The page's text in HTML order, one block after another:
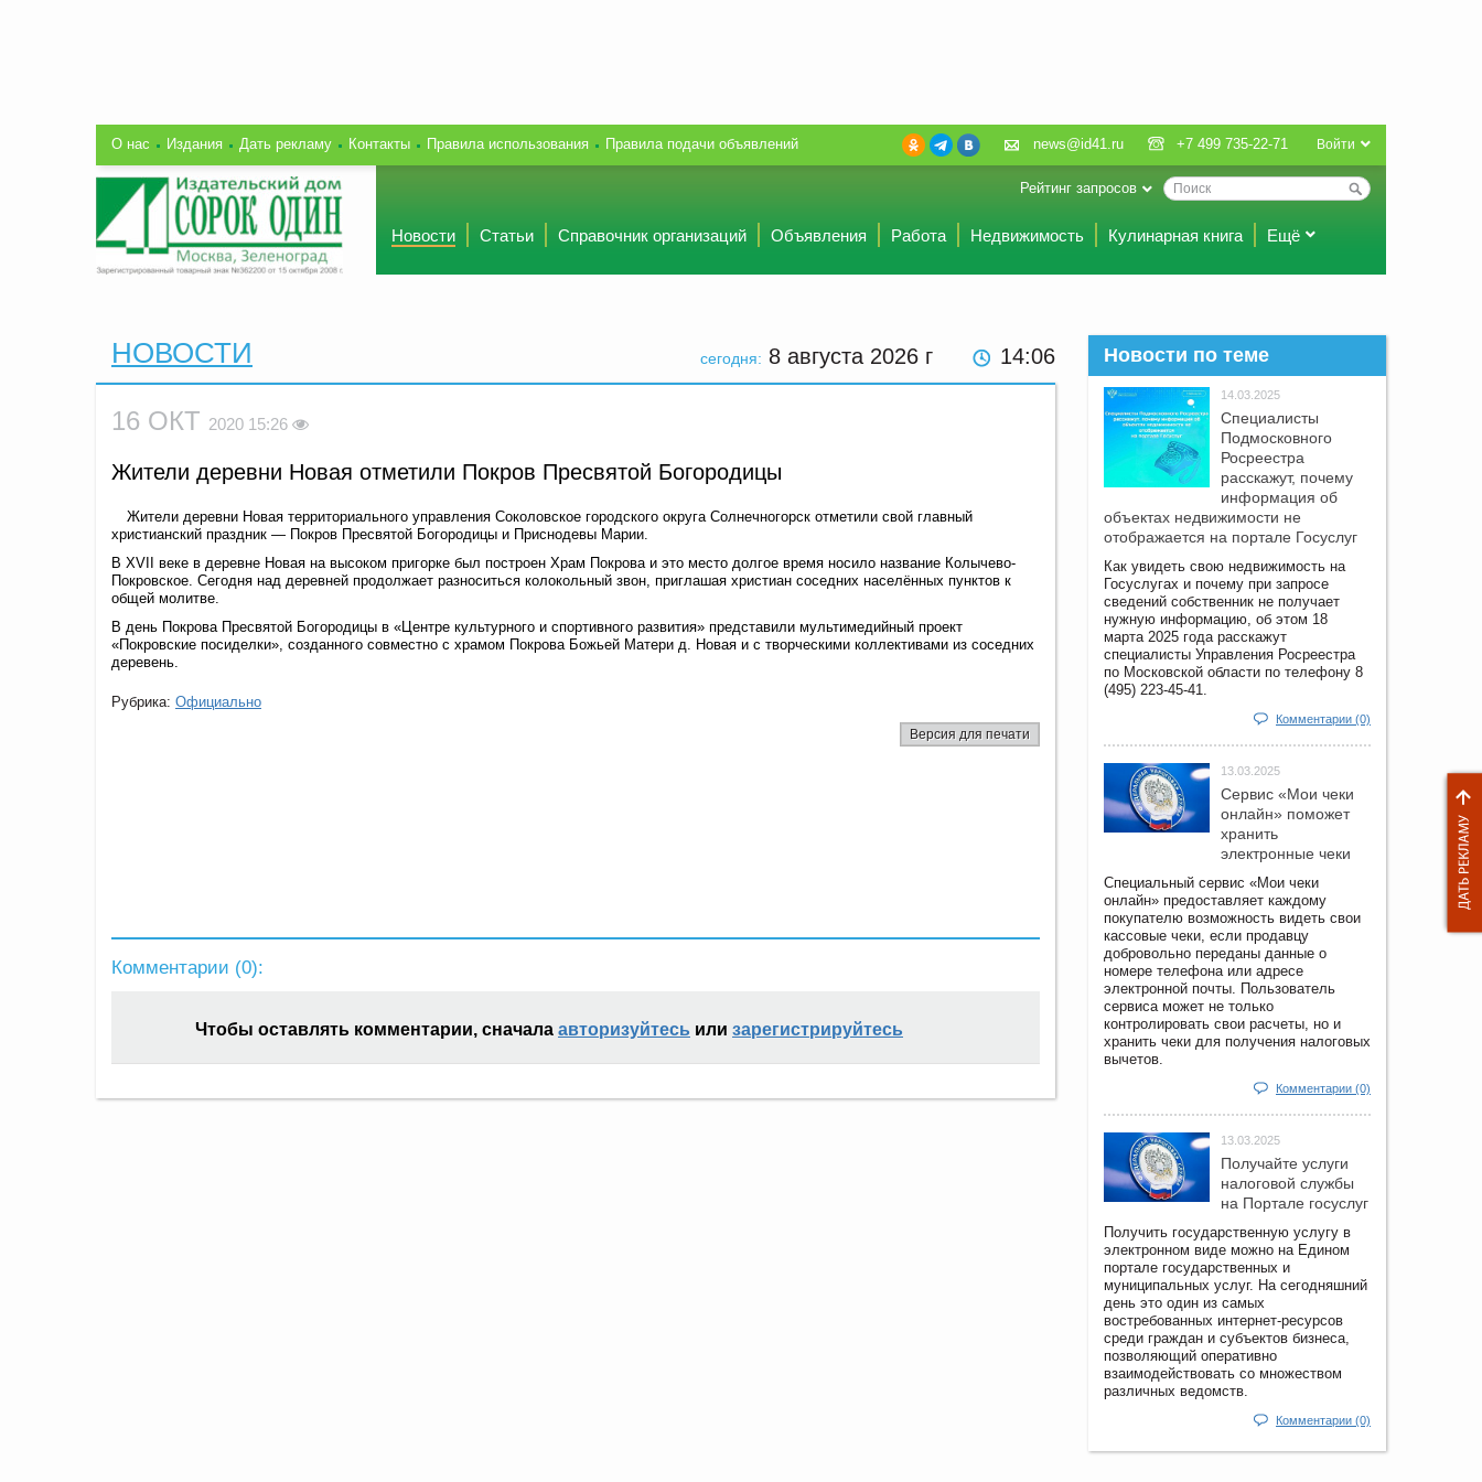
О нас Издания Дать рекламу Контакты Правила использования Правила подачи объявлений Войти
news@id41.ru +7 499 735-22-71
Рейтинг запросов
Новости Статьи Справочник организаций Объявления Работа Недвижимость Кулинарная книга Ещё
сегодня: 8 августа 2026 г 14:06
НОВОСТИ
16 ОКТ 2020 15:26
Жители деревни Новая отметили Покров Пресвятой Богородицы
Жители деревни Новая территориального управления Соколовское городского округа Солнечногорск отметили свой главный
христианский праздник — Покров Пресвятой Богородицы и Приснодевы Марии.
В XVII веке в деревне Новая на высоком пригорке был построен Храм Покрова и это место долгое время носило название Колычево-
Покровское. Сегодня над деревней продолжает разноситься колокольный звон, приглашая христиан соседних населённых пунктов к
общей молитве.
В день Покрова Пресвятой Богородицы в «Центре культурного и спортивного развития» представили мультимедийный проект
«Покровские посиделки», созданного совместно с храмом Покрова Божьей Матери д. Новая и с творческими коллективами из соседних
деревень.
Рубрика: Официально
Версия для печати
Комментарии (0):
Чтобы оставлять комментарии, сначала авторизуйтесь или зарегистрируйтесь
Новости по теме
14.03.2025
Специалисты
Подмосковного
Росреестра
расскажут, почему
информация об
объектах недвижимости не
отображается на портале Госуслуг
Как увидеть свою недвижимость на
Госуслугах и почему при запросе
сведений собственник не получает
нужную информацию, об этом 18
марта 2025 года расскажут
специалисты Управления Росреестра
по Московской области по телефону 8
(495) 223-45-41.
Комментарии (0)
13.03.2025
Сервис «Мои чеки
онлайн» поможет
хранить
электронные чеки
Специальный сервис «Мои чеки
онлайн» предоставляет каждому
покупателю возможность видеть свои
кассовые чеки, если продавцу
добровольно переданы данные о
номере телефона или адресе
электронной почты. Пользователь
сервиса может не только
контролировать свои расчеты, но и
хранить чеки для получения налоговых
вычетов.
Комментарии (0)
13.03.2025
Получайте услуги
налоговой службы
на Портале госyслуг
Получить государственную услугу в
электронном виде можно на Едином
портале государственных и
муниципальных услуг. На сегодняшний
день это один из самых
востребованных интернет-ресурсов
среди граждан и субъектов бизнеса,
позволяющий оперативно
взаимодействовать со множеством
различных ведомств.
Комментарии (0)